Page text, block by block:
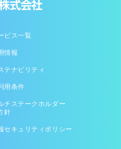
ビス一覧
情報
テナビリティ
用条件
チステークホルダー
針
セキュリティポリシー